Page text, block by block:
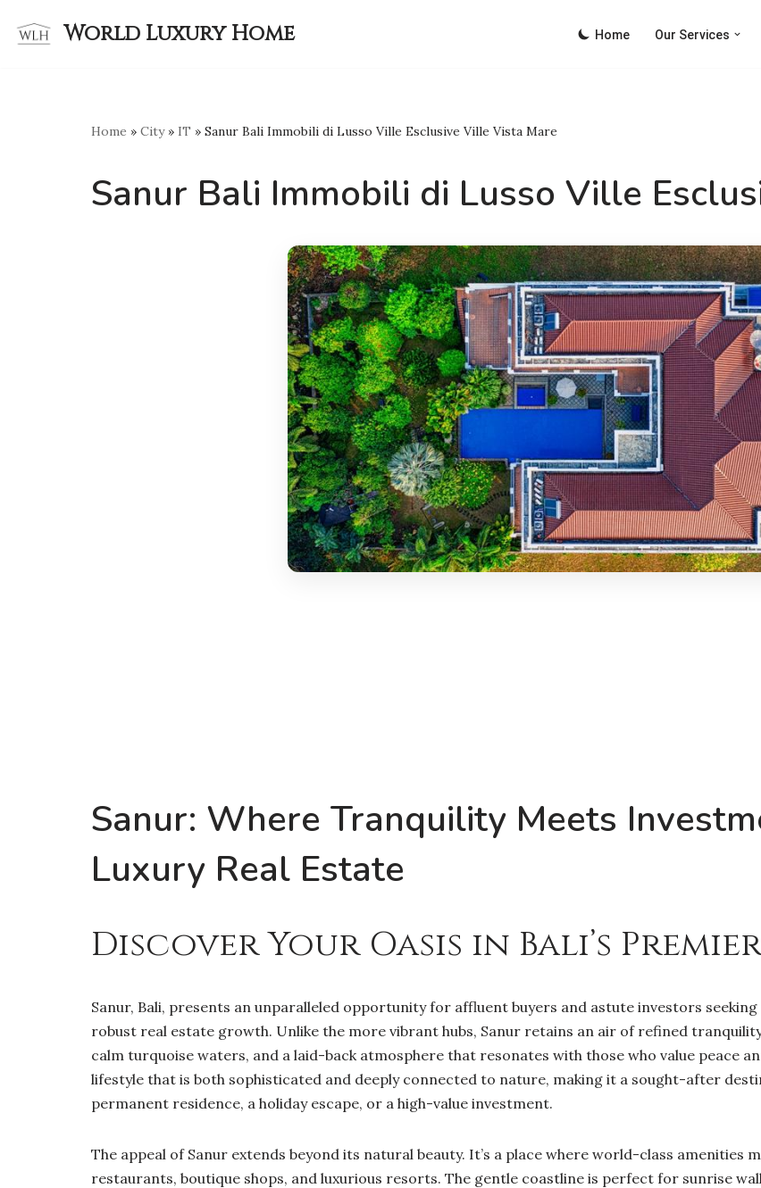
Skip
World Luxury Home Home Our Services
Home » City» IT » Sanur Bali Immobili di Lusso Ville Esclusive Ville Vista Mare
Sanur Bali Immobili di Lusso Ville
Sanur: Where Tranquility Meets
Luxury Real Estate
Discover Your Oasis in Bali’s
Sanur, Bali, presents an unparalleled opportunity for affluent buyers and astute investors
robust real estate growth. Unlike the more vibrant hubs, Sanur retains an air of refined
calm turquoise waters, and a laid-back atmosphere that resonates with those who value peace
lifestyle that is both sophisticated and deeply connected to nature, making it a sought-after
permanent residence, a holiday escape, or a high-value investment.
The appeal of Sanur extends beyond its natural beauty. It’s a place where world-class
restaurants, boutique shops, and luxurious resorts. The gentle coastline is perfect for sunrise